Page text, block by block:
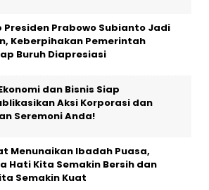
Presiden Prabowo Subianto Jadi
Keberpihakan Pemerintah
Buruh Diapresiasi
dan Bisnis Siap
Aksi Korporasi dan
Seremoni Anda!
Menunaikan Ibadah Puasa,
Hati Kita Semakin Bersih dan
Semakin Kuat